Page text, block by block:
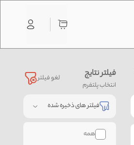
لغو فیلتر فیلتر نتایج
انتخاب پلتفرم
فیلتر های ذخیره شده
همه